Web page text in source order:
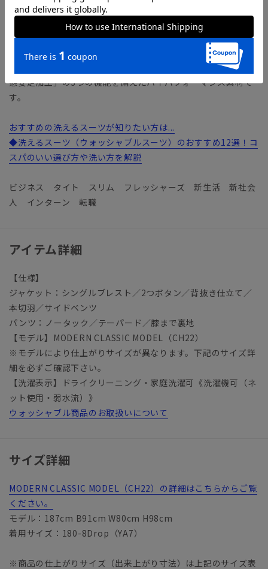
【機能】
ウォッシャブル／汚れてもご家庭で簡単にお洗濯が可能です。
Multi Control（マルチコントロール）／ストレスフリーな着
心地を実現する「2WAYストレッチ」、ご家庭で洗濯可能な
「ウォッシャブル」、パンツのクリースラインを保持する「形
態安定加工」の3つの機能を備えたハイパフォーマンス素材で
す。
おすすめの洗えるスーツが知りたい方は...
◆洗えるスーツ（ウォッシャブルスーツ）のおすすめ12選！コ
スパのいい選び方や洗い方を解説
ビジネス タイト スリム フレッシャーズ 新生活 新社会
人 インターン 転職
アイテム詳細
【仕様】
ジャケット：シングルブレスト／2つボタン／背抜き仕立て／
本切羽／サイドベンツ
パンツ：ノータック／テーパード／膝まで裏地
【モデル】MODERN CLASSIC MODEL（CH22）
※モデルにより仕上がりサイズが異なります。下記のサイズ詳
細を必ずご確認下さい。
【洗濯表示】ドライクリーニング・家庭洗濯可《洗濯機可（ネ
ット使用・弱水流）》
ウォッシャブル商品のお取扱いについて
サイズ詳細
MODERN CLASSIC MODEL（CH22）の詳細はこちらからご覧
ください。
モデル：187cm B91cm W80cm H98cm
着用サイズ：180-8Drop（YA7）
※商品の仕上がりサイズ（出来上がり寸法）は上記のサイズ表